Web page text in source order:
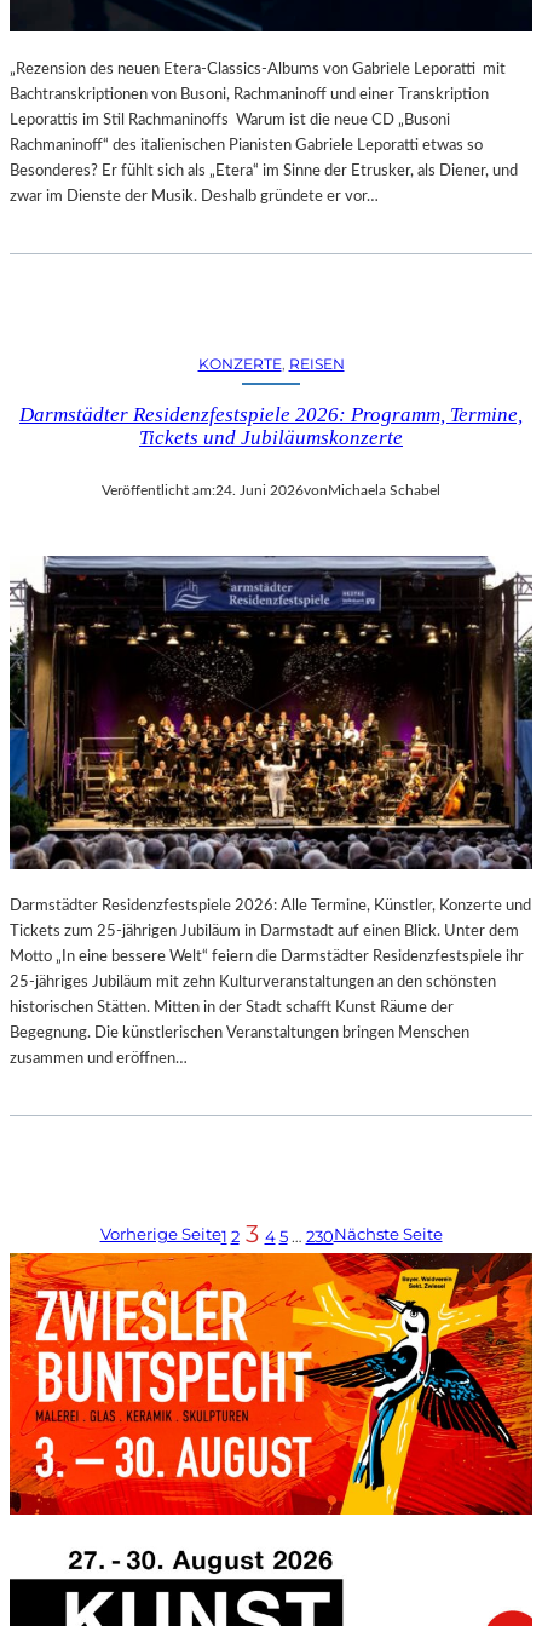
„Rezension des neuen Etera-Classics-Albums von Gabriele Leporatti mit
Bachtranskriptionen von Busoni, Rachmaninoff und einer Transkription
Leporattis im Stil Rachmaninoffs Warum ist die neue CD „Busoni
Rachmaninoff“ des italienischen Pianisten Gabriele Leporatti etwas so
Besonderes? Er fühlt sich als „Etera“ im Sinne der Etrusker, als Diener, und
zwar im Dienste der Musik. Deshalb gründete er vor…
KONZERTE, REISEN
Darmstädter Residenzfestspiele 2026: Programm, Termine,
Tickets und Jubiläumskonzerte
Veröffentlicht am:24. Juni 2026vonMichaela Schabel
Darmstädter Residenzfestspiele 2026: Alle Termine, Künstler, Konzerte und
Tickets zum 25-jährigen Jubiläum in Darmstadt auf einen Blick. Unter dem
Motto „In eine bessere Welt“ feiern die Darmstädter Residenzfestspiele ihr
25-jähriges Jubiläum mit zehn Kulturveranstaltungen an den schönsten
historischen Stätten. Mitten in der Stadt schafft Kunst Räume der
Begegnung. Die künstlerischen Veranstaltungen bringen Menschen
zusammen und eröffnen…
Vorherige Seite1 2 3 4 5 … 230Nächste Seite